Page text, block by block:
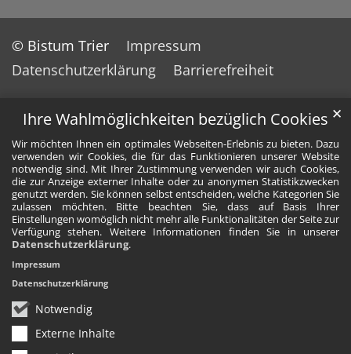
Ihre Wahlmöglichkeiten bezüglich Cookies
Wir möchten Ihnen ein optimales Webseiten-Erlebnis zu bieten. Dazu
verwenden wir Cookies, die für das Funktionieren unserer Website
notwendig sind. Mit Ihrer Zustimmung verwenden wir auch Cookies,
die zur Anzeige externer Inhalte oder zu anonymen Statistikzwecken
genutzt werden. Sie können selbst entscheiden, welche Kategorien Sie
zulassen möchten. Bitte beachten Sie, dass auf Basis Ihrer
Einstellungen womöglich nicht mehr alle Funktionalitäten der Seite zur
Verfügung stehen. Weitere Informationen finden Sie in unserer
Datenschutzerklärung.
Notwendig
Externe Inhalte
✕
Impressum
Datenschutzerklärung
© Bistum Trier
Impressum
Datenschutzerklärung
Barrierefreiheit